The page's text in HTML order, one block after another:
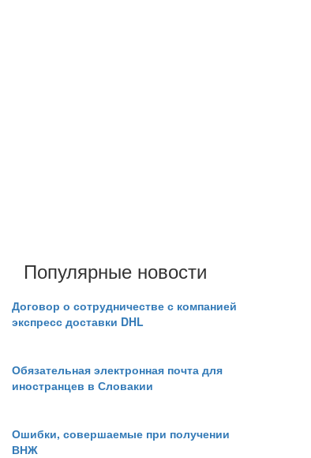
Популярные новости
Договор о сотрудничестве с компанией
экспресс доставки DHL
Обязательная электронная почта для
иностранцев в Словакии
Ошибки, совершаемые при получении
ВНЖ